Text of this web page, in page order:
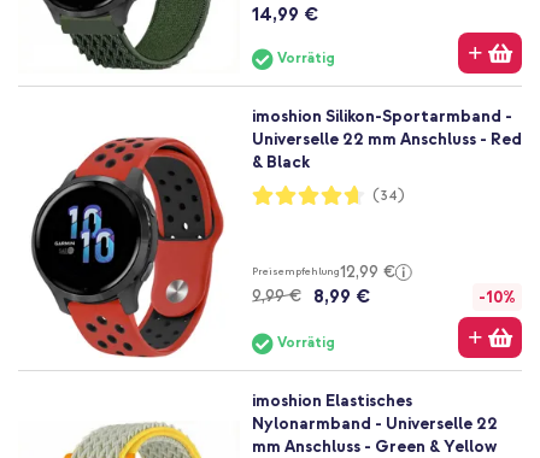
14,99 €
Vorrätig
imoshion Silikon-Sportarmband -
Universelle 22 mm Anschluss - Red
& Black
Bewertung:
93%
(34)
Preisempfehlung12,99 €
9,99 €
8,99 € -10%
Vorrätig
imoshion Elastisches
Nylonarmband - Universelle 22
mm Anschluss - Green & Yellow